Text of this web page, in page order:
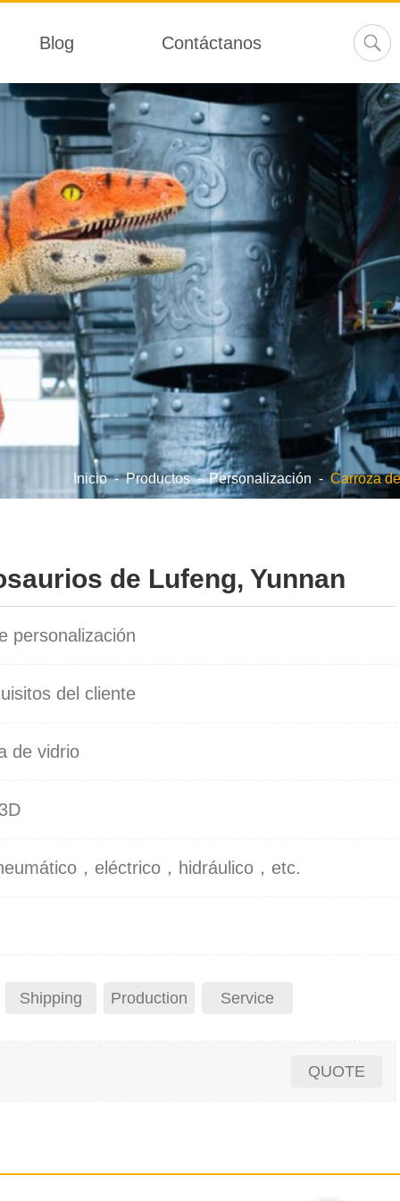
Blog Contáctanos
Inicio - Productos - Personalización - Carroza
de Lufeng, Yunnan
personalización
del cliente
de vidrio
，eléctrico，hidráulico，etc.
Shipping Production Service
QUOTE